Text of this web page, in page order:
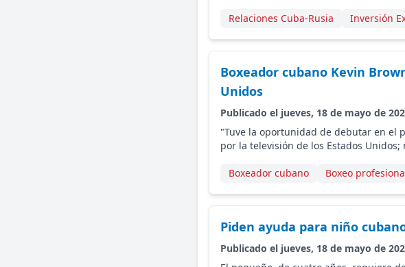
Relaciones Cuba-Rusia Inversión
Boxeador cubano Kevin
Unidos
Publicado el jueves, 18 de mayo de
"Tuve la oportunidad de debutar en el
por la televisión de los Estados Unidos;
Boxeador cubano Boxeo
Piden ayuda para niño
Publicado el jueves, 18 de mayo de